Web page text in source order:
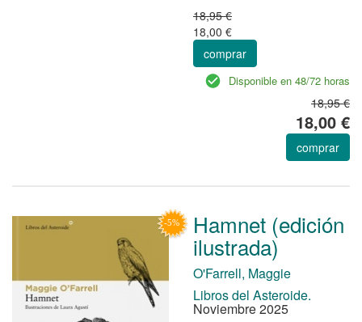
18,95 €
18,00 €
comprar
Disponible en 48/72 horas
18,95 €
18,00 €
comprar
Hamnet (edición
ilustrada)
O'Farrell, Maggie
Libros del Asteroide.
Noviembre 2025